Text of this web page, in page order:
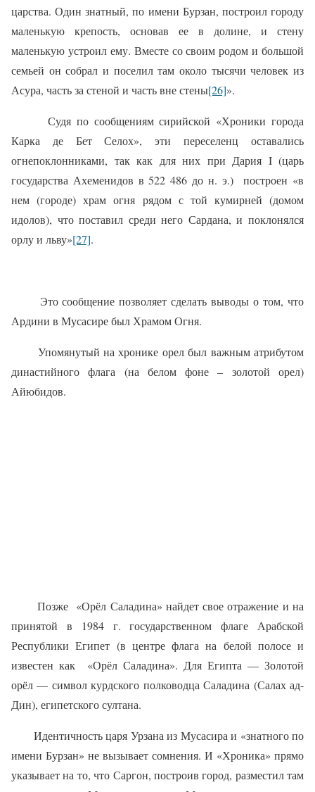
царства. Один знатный, по имени Бурзан, построил городу
маленькую крепость, основав ее в долине, и стену
маленькую устроил ему. Вместе со своим родом и большой
семьей он собрал и поселил там около тысячи человек из
Асура, часть за стеной и часть вне стены[26]».
Судя по сообщениям сирийской «Хроники города
Карка де Бет Селох», эти переселенц оставались
огнепоклонниками, так как для них при Дария I (царь
государства Ахеменидов в 522 486 до н. э.)
построен «в
нем (городе) храм огня рядом с той кумирней (домом
идолов), что поставил среди него Сардана, и поклонялся
орлу и льву»[27].
Это сообщение позволяет сделать выводы о том, что
Ардини в Мусасире был Храмом Огня.
Упомянутый на хронике орел был важным атрибутом
династийного флага (на белом фоне – золотой орел)
Айюбидов.
Позже «Орёл Саладина» найдет свое отражение и на
принятой в 1984 г. государственном флаге Арабской
Республики Египет (в центре флага на белой полосе и
известен как
«Орёл Саладина». Для Египта — Золотой
орёл — символ курдского полководца Саладина (Салах ад-
Дин), египетского султана.
Идентичность царя Урзана из Мусасира и «знатного по
имени Бурзан» не вызывает сомнения. И «Хроника» прямо
указывает на то, что Саргон, построив город, разместил там